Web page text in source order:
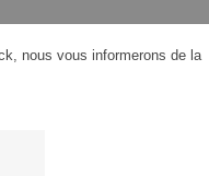
nous vous informerons de la